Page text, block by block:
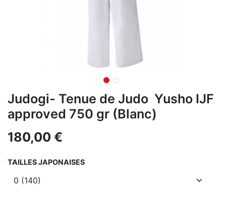
Judogi- Tenue de Judo Yusho IJF
approved 750 gr (Blanc)
180,00 €
TAILLES JAPONAISES